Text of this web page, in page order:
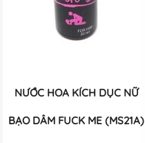
NƯỚC HOA KÍCH DỤC NỮ
BẠO DÂM FUCK ME (MS21A)